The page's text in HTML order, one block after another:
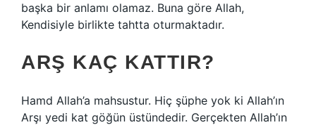
başka bir anlamı olamaz. Buna göre Allah,
Kendisiyle birlikte tahtta oturmaktadır.
ARŞ KAÇ KATTIR?
Hamd Allah’a mahsustur. Hiç şüphe yok ki Allah’ın
Arşı yedi kat göğün üstündedir. Gerçekten Allah’ın